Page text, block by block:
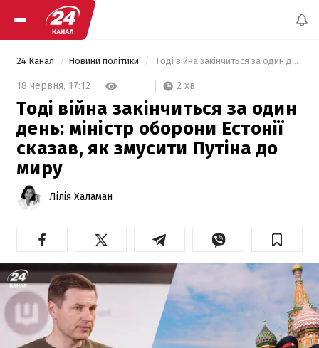
24 Канал Новини політики Тоді війна закінчиться за один день: міністр оборони Естонії сказав, як змусити Путіна до миру
18 червня, 17:12 2 хв
Тоді війна закінчиться за один
день: міністр оборони Естонії
сказав, як змусити Путіна до
миру
Лілія Халаман